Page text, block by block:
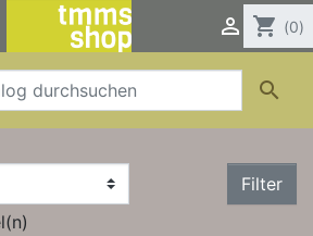
 shopping_cart (0)

Filter